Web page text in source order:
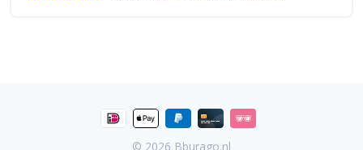
© 2026 Bburago.nl